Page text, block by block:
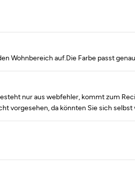
Wohnbereich auf.Die Farbe passt
nur aus webfehler, kommt zum
vorgesehen, da könnten Sie sich